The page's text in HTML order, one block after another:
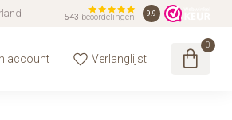
543 beoordelingen 9.9
account Verlanglijst
0